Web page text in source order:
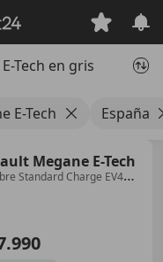
Tech en gris
E-Tech España
Megane E-Tech
Standard Charge EV40